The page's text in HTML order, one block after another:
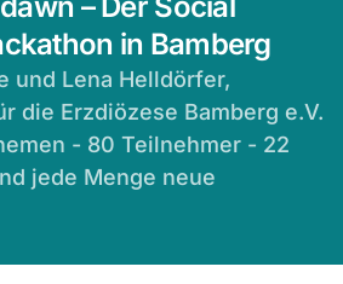
in Bamberg
und Lena Helldörfer,
die Erzdiözese Bamberg e.V.
- 80 Teilnehmer - 22
jede Menge neue